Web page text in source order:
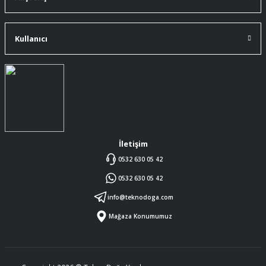
Memnumum
ALIŞ VERİŞİ HEP BİLİNEN SİTELERDEN
Kullanıcı
İletişim
0532 630 05 42
0532 630 05 42
info@teknodoga.com
Mağaza Konumumuz